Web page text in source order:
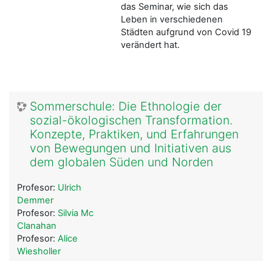
das Seminar, wie sich das
Leben in verschiedenen
Städten aufgrund von Covid 19
verändert hat.
Sommerschule: Die Ethnologie der
sozial-ökologischen Transformation.
Konzepte, Praktiken, und Erfahrungen
von Bewegungen und Initiativen aus
dem globalen Süden und Norden
Profesor: Ulrich
Demmer
Profesor: Silvia Mc
Clanahan
Profesor: Alice
Wiesholler